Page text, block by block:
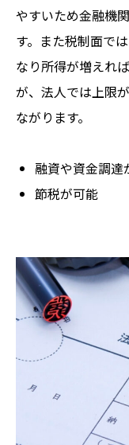
やすいため金融機
す。また税制面で
なり所得が増えれ
が、法人では上限
ながります。
融資や資金調達
節税が可能